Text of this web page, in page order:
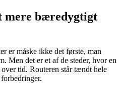
mere bæredygtigt
er måske ikke det første, man
Men det er et af de steder, hvor en
tid. Routeren står tændt hele